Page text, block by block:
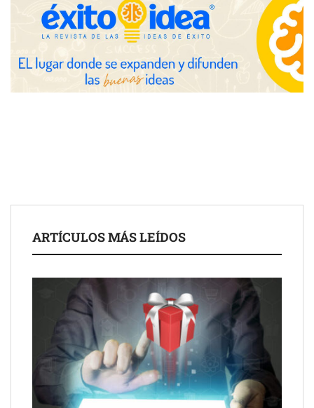
Gestoría Online reduce a unas horas el alta de autónomo
ARTÍCULOS MÁS LEÍDOS